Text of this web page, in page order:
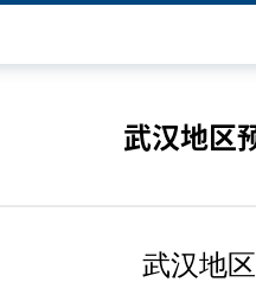
武汉地区
武汉地